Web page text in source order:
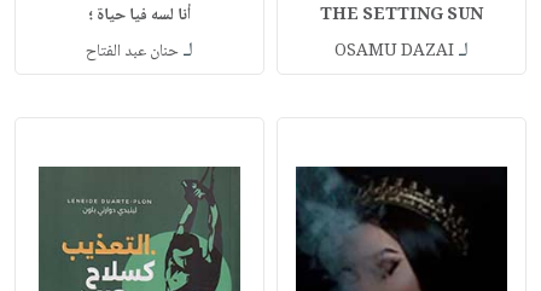
THE SETTING SUN
لـOSAMU DAZAI
أنا لسه فيا حياة ؛
لـحنان عبد الفتاح